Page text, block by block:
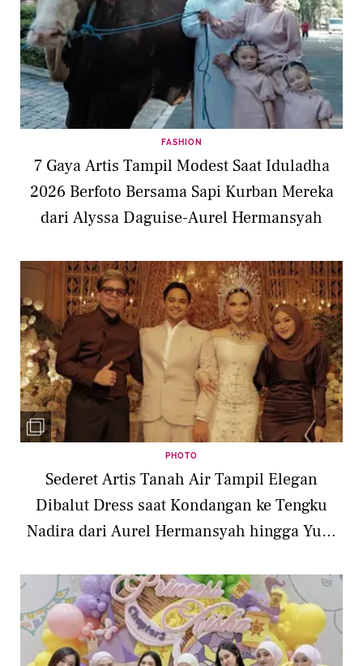
FASHION
7 Gaya Artis Tampil Modest Saat Iduladha
2026 Berfoto Bersama Sapi Kurban Mereka
dari Alyssa Daguise-Aurel Hermansyah
PHOTO
Sederet Artis Tanah Air Tampil Elegan
Dibalut Dress saat Kondangan ke Tengku
Nadira dari Aurel Hermansyah hingga Yuni